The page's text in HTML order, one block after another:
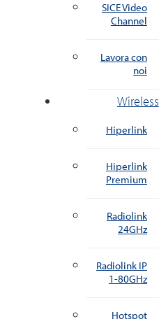
SICE Video
Channel
Lavora con
noi
Wireless
Hiperlink
Hiperlink
Premium
Radiolink
24GHz
Radiolink IP
1-80GHz
Hotspot